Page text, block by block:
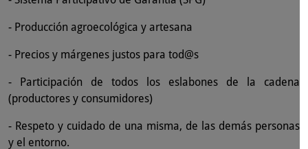
- Producción agroecológica y artesana
- Precios y márgenes justos para tod@s
- Participación de todos los eslabones de la cadena
(productores y consumidores)
- Respeto y cuidado de una misma, de las demás personas
y el entorno.